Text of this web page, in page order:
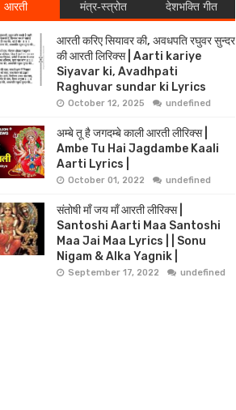
आरती मंत्र-स्त्रोत देशभक्ति गीत
आरती करिए सियावर की, अवधपति रघुवर सुन्दर
की आरती लिरिक्स | Aarti kariye
Siyavar ki, Avadhpati
Raghuvar sundar ki Lyrics
October 12, 2025 undefined
अम्बे तू है जगदम्बे काली आरती लीरिक्स |
Ambe Tu Hai Jagdambe Kaali
Aarti Lyrics |
October 01, 2022 undefined
संतोषी माँ जय माँ आरती लीरिक्स |
Santoshi Aarti Maa Santoshi
Maa Jai Maa Lyrics | | Sonu
Nigam & Alka Yagnik |
September 17, 2022 undefined